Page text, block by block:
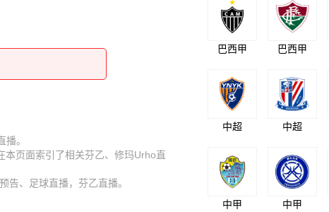
。
页面索引了相关芬乙、修玛Urho直
、足球直播，芬乙直播。
巴西甲 巴西甲
中超 中超
中甲 中甲